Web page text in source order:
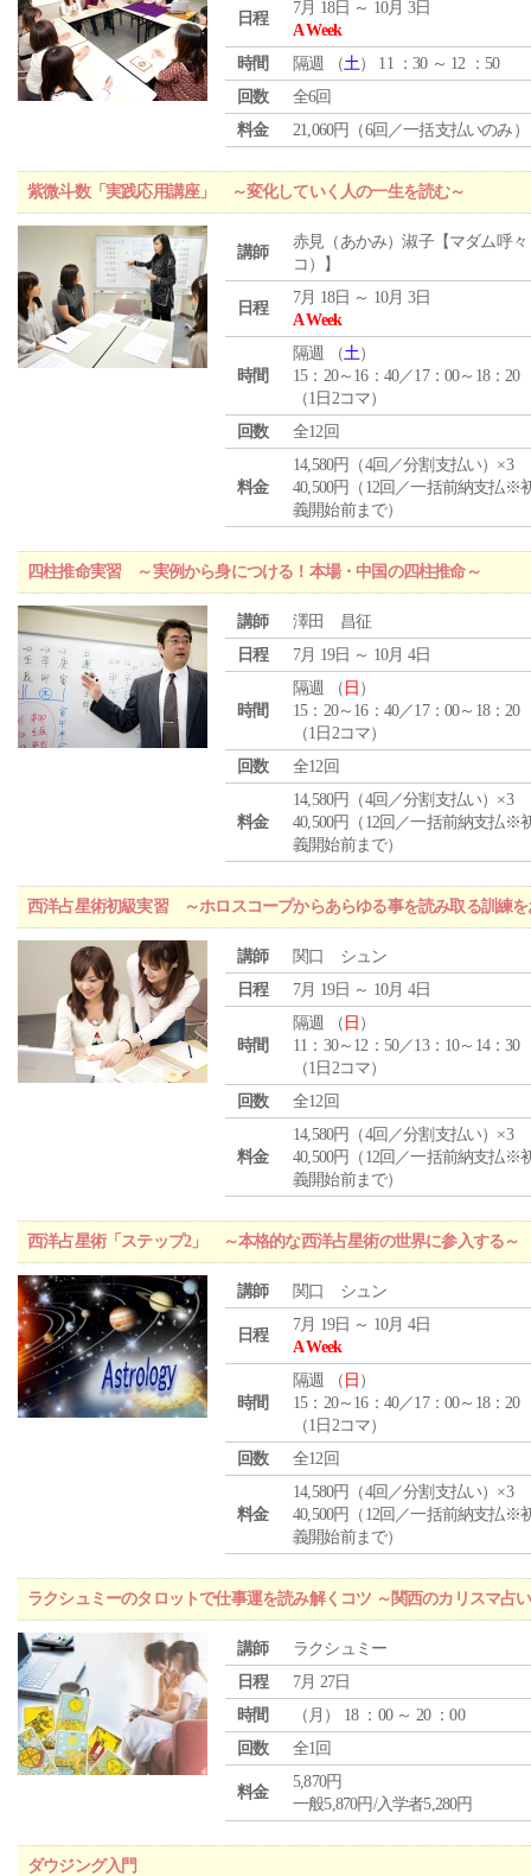
日程
7月 18日 ～ 10月 3日
A Week
時間
隔週 （土） 11 ：30 ～ 12 ：50
回数
全6回
料金
21,060円（6回／一括支払いのみ）
紫微斗数「実践応用講座」 ～変化していく人の一生を読む～
講師
赤見（あかみ）淑子【マダム呼々
コ）】
日程
7月 18日 ～ 10月 3日
A Week
時間
隔週 （土）
15：20～16：40／17：00～18：20
（1日2コマ）
回数
全12回
料金
14,580円（4回／分割支払い）×3
40,500円（12回／一括前納支払※
義開始前まで）
四柱推命実習 ～実例から身につける！本場・中国の四柱推命～
講師
澤田 昌征
日程
7月 19日 ～ 10月 4日
時間
隔週 （ 日 ）
15：20～16：40／17：00～18：20
（1日2コマ）
回数
全12回
料金
14,580円（4回／分割支払い）×3
40,500円（12回／一括前納支払※
義開始前まで）
西洋占星術初級実習 ～ホロスコープからあらゆる事を読み取る訓練を
講師
関口 シュン
日程
7月 19日 ～ 10月 4日
時間
隔週 （ 日 ）
11：30～12：50／13：10～14：30
（1日2コマ）
回数
全12回
料金
14,580円（4回／分割支払い）×3
40,500円（12回／一括前納支払※
義開始前まで）
西洋占星術「ステップ2」 ～本格的な西洋占星術の世界に参入する～
講師 関口 シュン
日程
7月 19日 ～ 10月 4日
A Week
時間
隔週 （ 日 ）
15：20～16：40／17：00～18：20
（1日2コマ）
回数
全12回
料金
14,580円（4回／分割支払い）×3
40,500円（12回／一括前納支払※
義開始前まで）
ラクシュミーのタロットで仕事運を読み解くコツ ～関西のカリスマ占
講師
ラクシュミー
日程
7月 27日
時間
（ 月 ） 18 ：00 ～ 20 ：00
回数
全1回
料金
5,870円
一般5,870円/入学者5,280円
ダウジング入門